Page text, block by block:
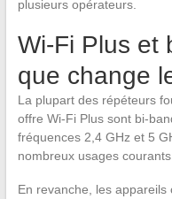
plusieurs opérateurs.
Wi-Fi Plus et
que change
La plupart des répéteurs
offre Wi-Fi Plus sont bi-
fréquences 2,4 GHz et 5
nombreux usages courants.
En revanche, les